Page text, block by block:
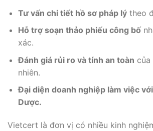
Tư vấn chi tiết hồ sơ pháp lýtheo
Hỗ trợ soạn thảo phiếu công bố
xác.
Đánh giá rủi ro và tính an toàn của
nhiên.
Đại diện doanh nghiệp làm việc
Dược.
Vietcert là đơn vị có nhiều kinh